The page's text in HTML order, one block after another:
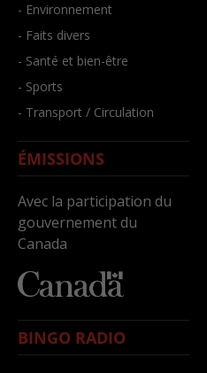
- Environnement
- Faits divers
- Santé et bien-être
- Sports
- Transport / Circulation
ÉMISSIONS
Avec la participation du
gouvernement du
Canada
BINGO RADIO